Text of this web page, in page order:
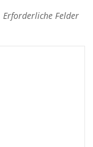
Erforderliche Felder